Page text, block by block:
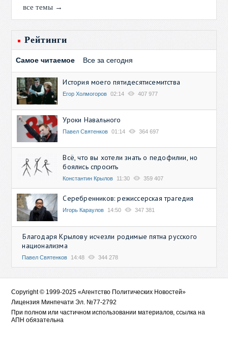
все темы →
Рейтинги
Самое читаемое Все за сегодня
История моего пятидесятисемитства
Егор Холмогоров 02:14 407 977
Уроки Навального
Павел Святенков 01:14 364 697
Всё, что вы хотели знать о педофилии, но
боялись спросить
Константин Крылов 11:30 359 407
Серебренников: режиссерская трагедия
Игорь Караулов 14:50 347 381
Благодаря Крылову исчезли родимые пятна русского
национализма
Павел Святенков 14:48 344 278
Copyright © 1999-2025 «Агентство Политических Новостей»
Лицензия Минпечати Эл. №77-2792
При полном или частичном использовании материалов, ссылка на
АПН обязательна